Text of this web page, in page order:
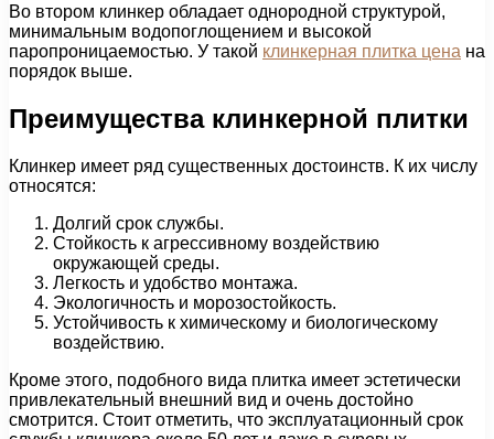
Во втором клинкер обладает однородной структурой,
минимальным водопоглощением и высокой
паропроницаемостью. У такой клинкерная плитка цена на
порядок выше.
Преимущества клинкерной плитки
Клинкер имеет ряд существенных достоинств. К их числу
относятся:
Долгий срок службы.
Стойкость к агрессивному воздействию
окружающей среды.
Легкость и удобство монтажа.
Экологичность и морозостойкость.
Устойчивость к химическому и биологическому
воздействию.
Кроме этого, подобного вида плитка имеет эстетически
привлекательный внешний вид и очень достойно
смотрится. Стоит отметить, что эксплуатационный срок